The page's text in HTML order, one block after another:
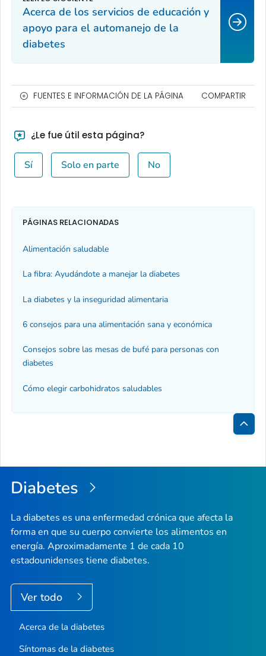
Acerca de los servicios de educación y
apoyo para el automanejo de la
diabetes
FUENTES E INFORMACIÓN DE LA PÁGINA COMPARTIR
¿Le fue útil esta página?
Sí Solo en parte No
PÁGINAS RELACIONADAS
Alimentación saludable
La fibra: Ayudándote a manejar la diabetes
La diabetes y la inseguridad alimentaria
6 consejos para una alimentación sana y económica
Consejos sobre las mesas de bufé para personas con
diabetes
Cómo elegir carbohidratos saludables
la
Diabetes
La diabetes es una enfermedad crónica que afecta la
forma en que su cuerpo convierte los alimentos en
energía. Aproximadamente 1 de cada 10
estadounidenses tiene diabetes.
Ver todo
Acerca de la diabetes
Síntomas de la diabetes